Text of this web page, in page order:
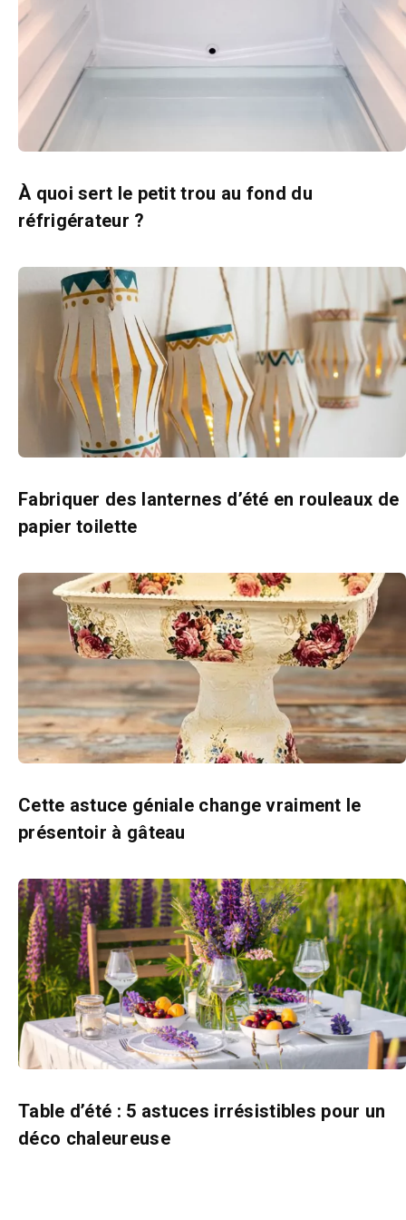
À quoi sert le petit trou au fond du
réfrigérateur ?
Fabriquer des lanternes d’été en rouleaux de
papier toilette
Cette astuce géniale change vraiment le
présentoir à gâteau
Table d’été : 5 astuces irrésistibles pour un
déco chaleureuse